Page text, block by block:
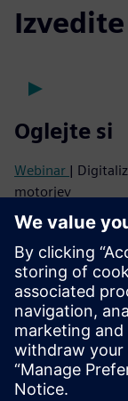
Oglejte si
Webinar |
motorjev
Webinar |
konstrukcij
Poslušajte
Podcast|
kompozitov in